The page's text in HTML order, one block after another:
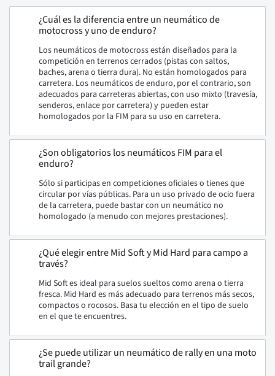
¿Cuál es la diferencia entre un neumático de
motocross y uno de enduro?
Los neumáticos de motocross están diseñados para la
competición en terrenos cerrados (pistas con saltos,
baches, arena o tierra dura). No están homologados para
carretera. Los neumáticos de enduro, por el contrario, son
adecuados para carreteras abiertas, con uso mixto (travesía,
senderos, enlace por carretera) y pueden estar
homologados por la FIM para su uso en carretera.
¿Son obligatorios los neumáticos FIM para el
enduro?
Sólo si participas en competiciones oficiales o tienes que
circular por vías públicas. Para un uso privado de ocio fuera
de la carretera, puede bastar con un neumático no
homologado (a menudo con mejores prestaciones).
¿Qué elegir entre Mid Soft y Mid Hard para campo a
través?
Mid Soft es ideal para suelos sueltos como arena o tierra
fresca. Mid Hard es más adecuado para terrenos más secos,
compactos o rocosos. Basa tu elección en el tipo de suelo
en el que te encuentres.
¿Se puede utilizar un neumático de rally en una moto
trail grande?